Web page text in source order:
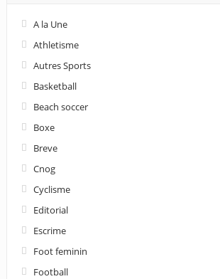
A la Une
Athletisme
Autres Sports
Basketball
Beach soccer
Boxe
Breve
Cnog
Cyclisme
Editorial
Escrime
Foot feminin
Football